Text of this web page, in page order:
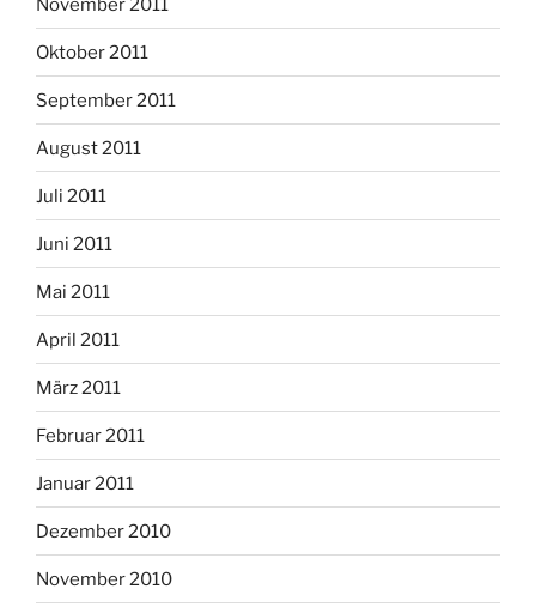
November 2011
Oktober 2011
September 2011
August 2011
Juli 2011
Juni 2011
Mai 2011
April 2011
März 2011
Februar 2011
Januar 2011
Dezember 2010
November 2010